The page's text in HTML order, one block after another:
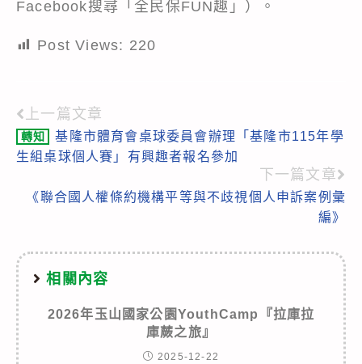
Facebook搜尋「全民保FUN趣」）。
Post Views: 220
Read
more
上一篇文章
轉知
基隆市體育會桌球委員會辦理「基隆市115年學
生組桌球個人賽」有興趣者報名參加
下一篇文章
《聯合國人權條約機構平等與不歧視個人申訴案例彙
編》
相關內容
2026年玉山國家公園YouthCamp『拉庫拉
庫蕨之旅』
2025-12-22